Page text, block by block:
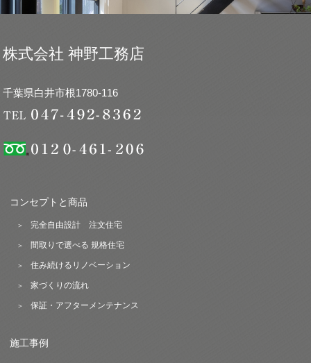
株式会社 神野工務店
千葉県白井市根1780-116
コンセプトと商品
完全自由設計 注文住宅
間取りで選べる 規格住宅
住み続けるリノベーション
家づくりの流れ
保証・アフターメンテナンス
施工事例